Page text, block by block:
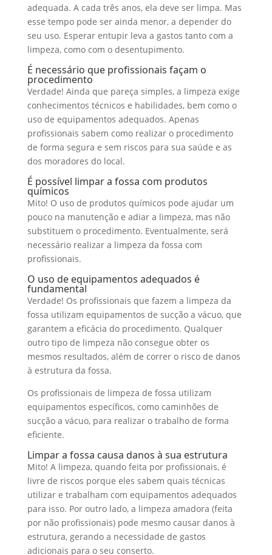
adequada. A cada três anos, ela deve ser limpa. Mas
esse tempo pode ser ainda menor, a depender do
seu uso. Esperar entupir leva a gastos tanto com a
limpeza, como com o desentupimento.
É necessário que profissionais façam o
procedimento
Verdade! Ainda que pareça simples, a limpeza exige
conhecimentos técnicos e habilidades, bem como o
uso de equipamentos adequados. Apenas
profissionais sabem como realizar o procedimento
de forma segura e sem riscos para sua saúde e as
dos moradores do local.
É possível limpar a fossa com produtos
químicos
Mito! O uso de produtos químicos pode ajudar um
pouco na manutenção e adiar a limpeza, mas não
substituem o procedimento. Eventualmente, será
necessário realizar a limpeza da fossa com
profissionais.
O uso de equipamentos adequados é
fundamental
Verdade! Os profissionais que fazem a limpeza da
fossa utilizam equipamentos de sucção a vácuo, que
garantem a eficácia do procedimento. Qualquer
outro tipo de limpeza não consegue obter os
mesmos resultados, além de correr o risco de danos
à estrutura da fossa.
Os profissionais de limpeza de fossa utilizam
equipamentos específicos, como caminhões de
sucção a vácuo, para realizar o trabalho de forma
eficiente.
Limpar a fossa causa danos à sua estrutura
Mito! A limpeza, quando feita por profissionais, é
livre de riscos porque eles sabem quais técnicas
utilizar e trabalham com equipamentos adequados
para isso. Por outro lado, a limpeza amadora (feita
por não profissionais) pode mesmo causar danos à
estrutura, gerando a necessidade de gastos
adicionais para o seu conserto.